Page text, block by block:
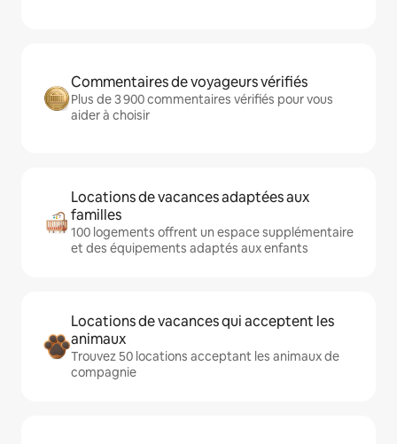
Commentaires de voyageurs vérifiés
Plus de 3 900 commentaires vérifiés pour vous
aider à choisir
Locations de vacances adaptées aux
familles
100 logements offrent un espace supplémentaire
et des équipements adaptés aux enfants
Locations de vacances qui acceptent les
animaux
Trouvez 50 locations acceptant les animaux de
compagnie